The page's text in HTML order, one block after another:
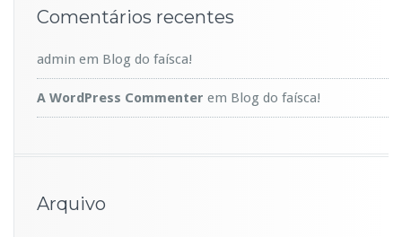
Comentários recentes
admin em Blog do faísca!
A WordPress Commenter em Blog do faísca!
Arquivo